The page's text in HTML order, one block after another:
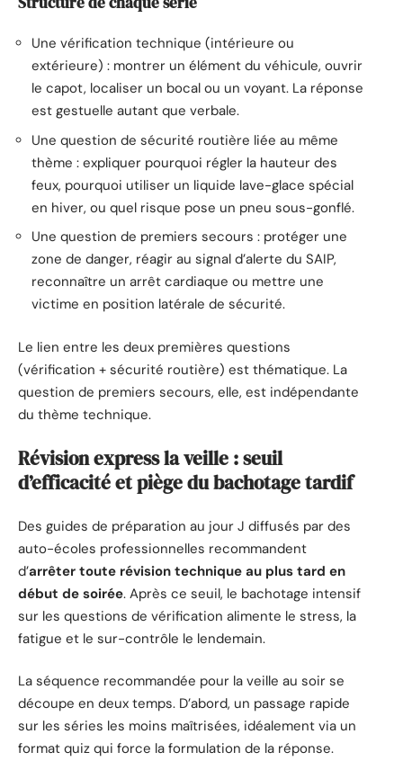
Une vérification technique (intérieure ou
extérieure) : montrer un élément du véhicule, ouvrir
le capot, localiser un bocal ou un voyant. La réponse
est gestuelle autant que verbale.
Une question de sécurité routière liée au même
thème : expliquer pourquoi régler la hauteur des
feux, pourquoi utiliser un liquide lave-glace spécial
en hiver, ou quel risque pose un pneu sous-gonflé.
Une question de premiers secours : protéger une
zone de danger, réagir au signal d’alerte du SAIP,
reconnaître un arrêt cardiaque ou mettre une
victime en position latérale de sécurité.
Le lien entre les deux premières questions
(vérification + sécurité routière) est thématique. La
question de premiers secours, elle, est indépendante
du thème technique.
Révision express la veille : seuil
d’efficacité et piège du bachotage tardif
Des guides de préparation au jour J diffusés par des
auto-écoles professionnelles recommandent
d’arrêter toute révision technique au plus tard en
début de soirée. Après ce seuil, le bachotage intensif
sur les questions de vérification alimente le stress, la
fatigue et le sur-contrôle le lendemain.
La séquence recommandée pour la veille au soir se
découpe en deux temps. D’abord, un passage rapide
sur les séries les moins maîtrisées, idéalement via un
format quiz qui force la formulation de la réponse.